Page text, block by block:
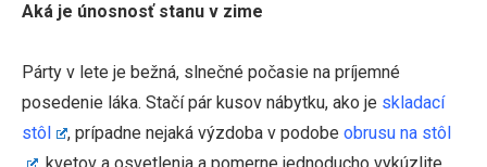
Aká je únosnosť stanu v zime
Párty v lete je bežná, slnečné počasie na príjemné
posedenie láka. Stačí pár kusov nábytku, ako je skladací
stôl
, prípadne nejaká výzdoba v podobe obrusu na stôl